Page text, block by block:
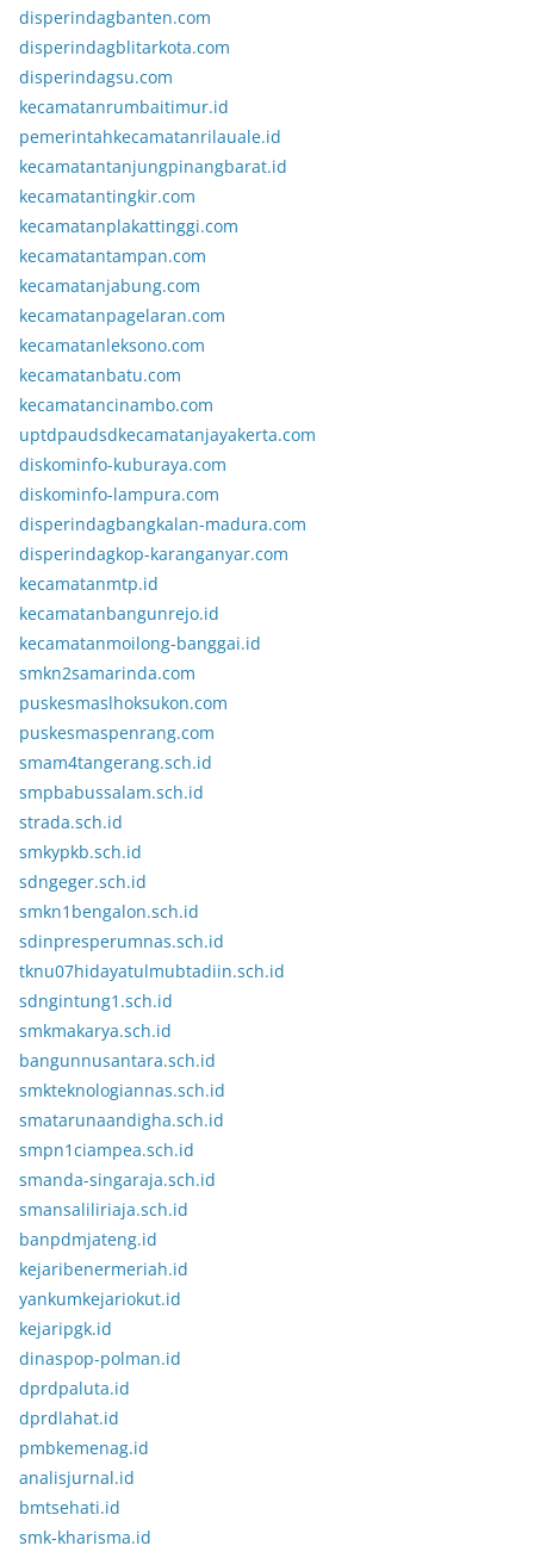
disperindagbanten.com
disperindagblitarkota.com
disperindagsu.com
kecamatanrumbaitimur.id
pemerintahkecamatanrilauale.id
kecamatantanjungpinangbarat.id
kecamatantingkir.com
kecamatanplakattinggi.com
kecamatantampan.com
kecamatanjabung.com
kecamatanpagelaran.com
kecamatanleksono.com
kecamatanbatu.com
kecamatancinambo.com
uptdpaudsdkecamatanjayakerta.com
diskominfo-kuburaya.com
diskominfo-lampura.com
disperindagbangkalan-madura.com
disperindagkop-karanganyar.com
kecamatanmtp.id
kecamatanbangunrejo.id
kecamatanmoilong-banggai.id
smkn2samarinda.com
puskesmaslhoksukon.com
puskesmaspenrang.com
smam4tangerang.sch.id
smpbabussalam.sch.id
strada.sch.id
smkypkb.sch.id
sdngeger.sch.id
smkn1bengalon.sch.id
sdinpresperumnas.sch.id
tknu07hidayatulmubtadiin.sch.id
sdngintung1.sch.id
smkmakarya.sch.id
bangunnusantara.sch.id
smkteknologiannas.sch.id
smatarunaandigha.sch.id
smpn1ciampea.sch.id
smanda-singaraja.sch.id
smansaliliriaja.sch.id
banpdmjateng.id
kejaribenermeriah.id
yankumkejariokut.id
kejaripgk.id
dinaspop-polman.id
dprdpaluta.id
dprdlahat.id
pmbkemenag.id
analisjurnal.id
bmtsehati.id
smk-kharisma.id